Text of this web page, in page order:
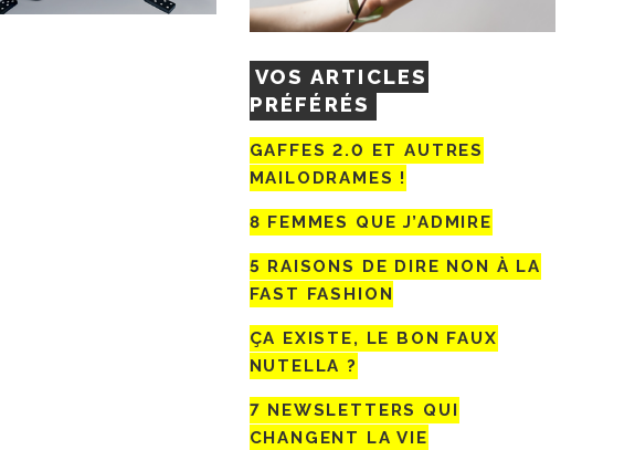
VOS ARTICLES
PRÉFÉRÉS
GAFFES 2.0 ET AUTRES
MAILODRAMES !
8 FEMMES QUE J’ADMIRE
5 RAISONS DE DIRE NON À LA
FAST FASHION
ÇA EXISTE, LE BON FAUX
NUTELLA ?
7 NEWSLETTERS QUI
CHANGENT LA VIE